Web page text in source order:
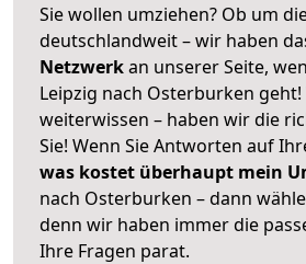
Sie wollen umziehen? Ob um
deutschlandweit – wir haben
Netzwerkan unserer Seite,
Leipzig nach Osterburken geht!
weiterwissen – haben wir die
Sie! Wenn Sie Antworten auf
was kostet überhaupt mein
nach Osterburken – dann
denn wir haben immer die
Ihre Fragen parat.